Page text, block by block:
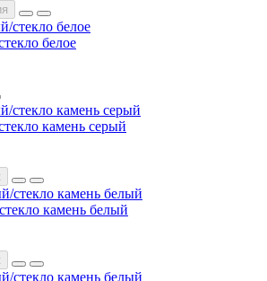
белое
камень серый
камень белый